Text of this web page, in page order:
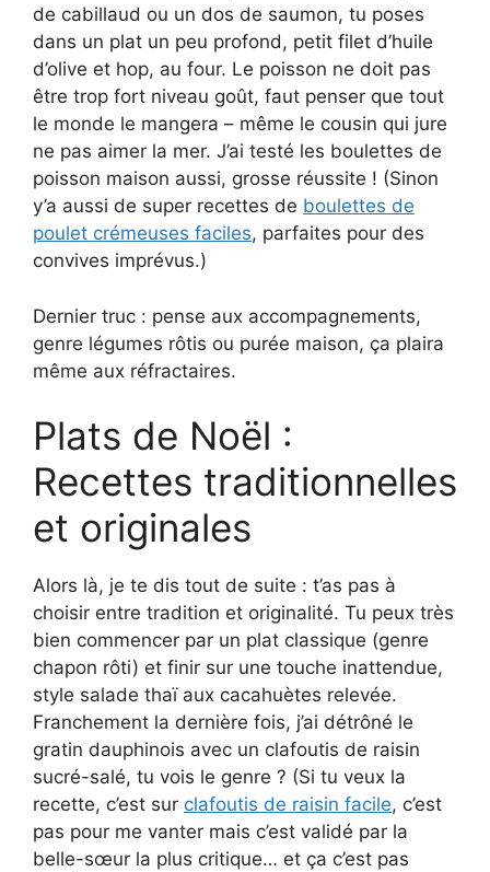
de cabillaud ou un dos de saumon, tu poses
dans un plat un peu profond, petit filet d’huile
d’olive et hop, au four. Le poisson ne doit pas
être trop fort niveau goût, faut penser que tout
le monde le mangera – même le cousin qui jure
ne pas aimer la mer. J’ai testé les boulettes de
poisson maison aussi, grosse réussite ! (Sinon
y’a aussi de super recettes de boulettes de
poulet crémeuses faciles, parfaites pour des
convives imprévus.)
Dernier truc : pense aux accompagnements,
genre légumes rôtis ou purée maison, ça plaira
même aux réfractaires.
Plats de Noël :
Recettes traditionnelles
et originales
Alors là, je te dis tout de suite : t’as pas à
choisir entre tradition et originalité. Tu peux très
bien commencer par un plat classique (genre
chapon rôti) et finir sur une touche inattendue,
style salade thaï aux cacahuètes relevée.
Franchement la dernière fois, j’ai détrôné le
gratin dauphinois avec un clafoutis de raisin
sucré-salé, tu vois le genre ? (Si tu veux la
recette, c’est sur clafoutis de raisin facile, c’est
pas pour me vanter mais c’est validé par la
belle-sœur la plus critique… et ça c’est pas